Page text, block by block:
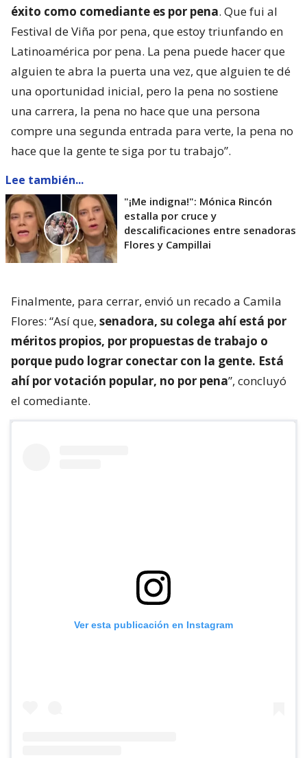
éxito como comediante es por pena. Que fui al
Festival de Viña por pena, que estoy triunfando en
Latinoamérica por pena. La pena puede hacer que
alguien te abra la puerta una vez, que alguien te dé
una oportunidad inicial, pero la pena no sostiene
una carrera, la pena no hace que una persona
compre una segunda entrada para verte, la pena no
hace que la gente te siga por tu trabajo”.
Lee también...
"¡Me indigna!": Mónica Rincón
estalla por cruce y
descalificaciones entre senadoras
Flores y Campillai
Finalmente, para cerrar, envió un recado a Camila
Flores: “Así que, senadora, su colega ahí está por
méritos propios, por propuestas de trabajo o
porque pudo lograr conectar con la gente. Está
ahí por votación popular, no por pena”, concluyó
el comediante.
Ver esta publicación en Instagram